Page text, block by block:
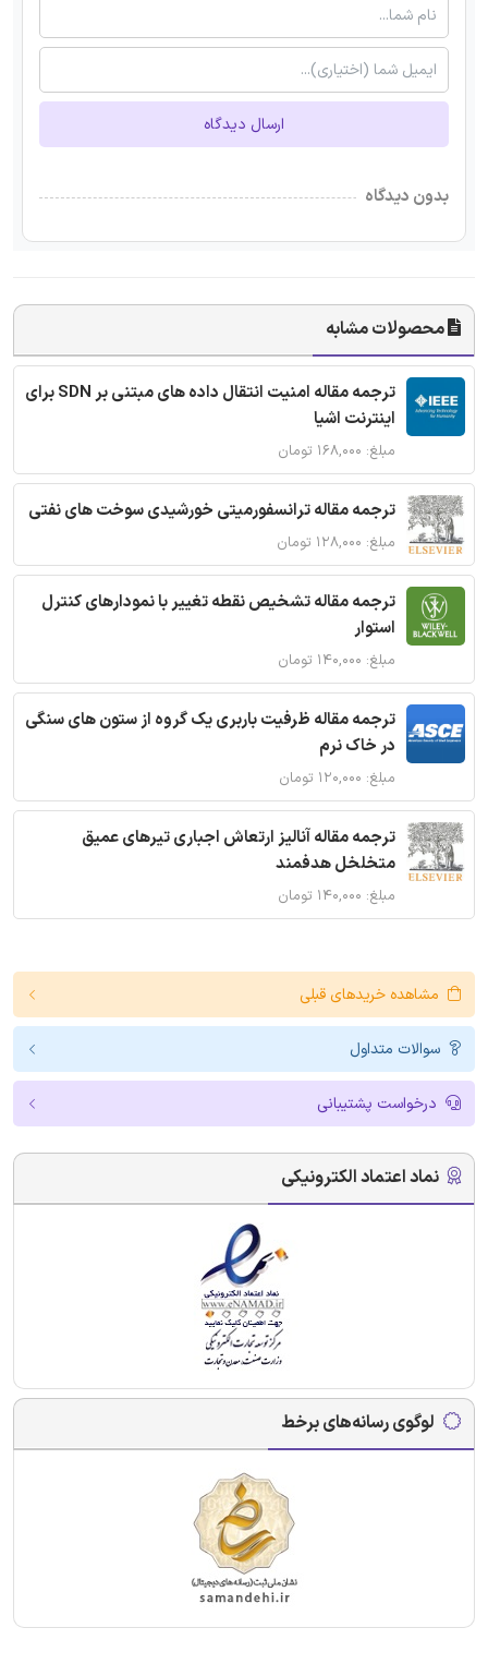
ارسال دیدگاه
بدون دیدگاه
محصولات مشابه
ترجمه مقاله امنیت انتقال داده های مبتنی بر SDN برای
اینترنت اشیا
مبلغ: ۱۶۸,۰۰۰ تومان
ترجمه مقاله ترانسفورمیتی خورشیدی سوخت های نفتی
مبلغ: ۱۲۸,۰۰۰ تومان
ترجمه مقاله تشخیص نقطه تغییر با نمودارهای کنترل
استوار
مبلغ: ۱۴۰,۰۰۰ تومان
ترجمه مقاله ظرفیت باربری یک گروه از ستون های سنگی
در خاک نرم
مبلغ: ۱۲۰,۰۰۰ تومان
ترجمه مقاله آنالیز ارتعاش اجباری تیرهای عمیق
متخلخل هدفمند
مبلغ: ۱۴۰,۰۰۰ تومان
مشاهده خریدهای قبلی
سوالات متداول
درخواست پشتیبانی
نماد اعتماد الکترونیکی
لوگوی رسانه‌های برخط